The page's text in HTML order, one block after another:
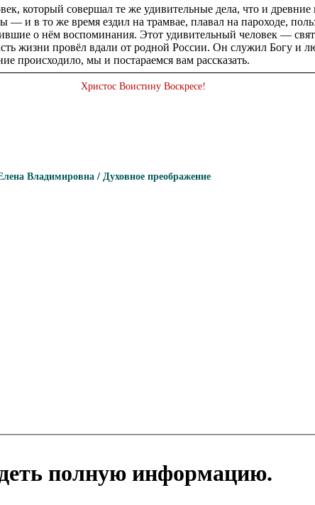
который совершал те же удивительные дела, что и
и в то же время ездил на трамвае, плавал на пароходе,
о нём воспоминания. Этот удивительный человек —
жизни провёл вдали от родной России. Он служил Богу и
происходило, мы и постараемся вам рассказать.
Христос Воистину Воскресе!
Владимировна / Духовное преображение
полную информацию.